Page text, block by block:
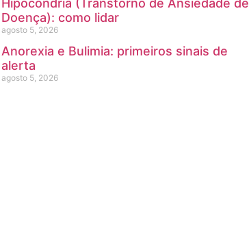
Hipocondria (Transtorno de Ansiedade de
Doença): como lidar
agosto 5, 2026
Anorexia e Bulimia: primeiros sinais de
alerta
agosto 5, 2026